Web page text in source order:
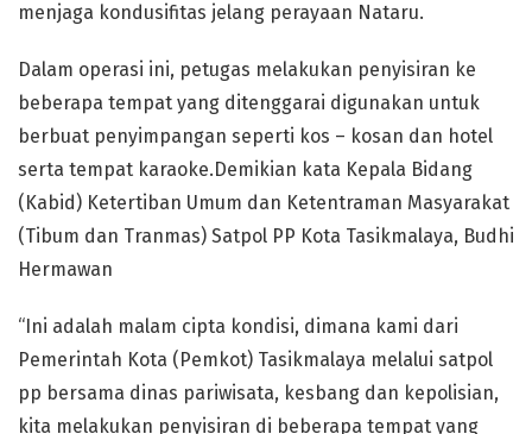
menjaga kondusifitas jelang perayaan Nataru.
Dalam operasi ini, petugas melakukan penyisiran ke
beberapa tempat yang ditenggarai digunakan untuk
berbuat penyimpangan seperti kos – kosan dan hotel
serta tempat karaoke.Demikian kata Kepala Bidang
(Kabid) Ketertiban Umum dan Ketentraman Masyarakat
(Tibum dan Tranmas) Satpol PP Kota Tasikmalaya, Budhi
Hermawan
“Ini adalah malam cipta kondisi, dimana kami dari
Pemerintah Kota (Pemkot) Tasikmalaya melalui satpol
pp bersama dinas pariwisata, kesbang dan kepolisian,
kita melakukan penyisiran di beberapa tempat yang